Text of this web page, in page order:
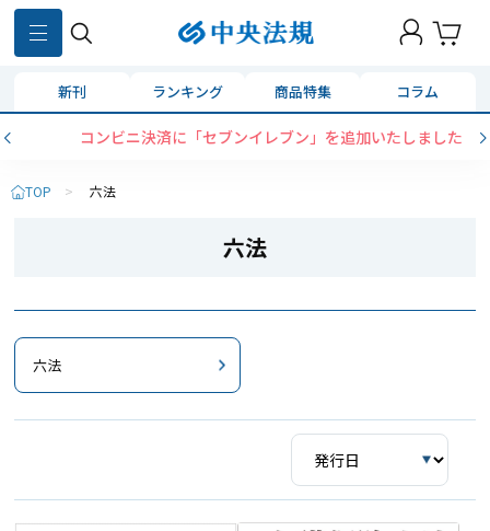
新刊 ランキング 商品特集 コラム
コンビニ決済に「セブンイレブン」を追加いたしました
TOP > 六法
六法
六法